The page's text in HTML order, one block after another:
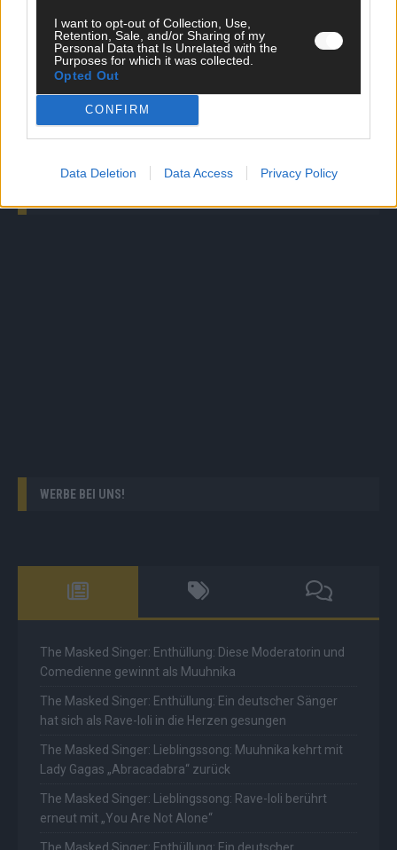
I want to opt-out of Collection, Use,
Retention, Sale, and/or Sharing of my
Personal Data that Is Unrelated with the
Purposes for which it was collected.
Opted Out
CONFIRM
Data Deletion Data Access Privacy Policy
Germany’s Next Topmodel: Wer bekommt ein Foto und
wer muss gehen?
Spuck-Skandal: Luis Suárez erhält Drei-Spiele-
Sperre
WERBE BEI UNS!
The Masked Singer: Enthüllung: Diese Moderatorin und
Comedienne gewinnt als Muuhnika
The Masked Singer: Enthüllung: Ein deutscher Sänger
hat sich als Rave-Ioli in die Herzen gesungen
The Masked Singer: Lieblingssong: Muuhnika kehrt mit
Lady Gagas „Abracadabra“ zurück
The Masked Singer: Lieblingssong: Rave-Ioli berührt
erneut mit „You Are Not Alone“
The Masked Singer: Enthüllung: Ein deutscher